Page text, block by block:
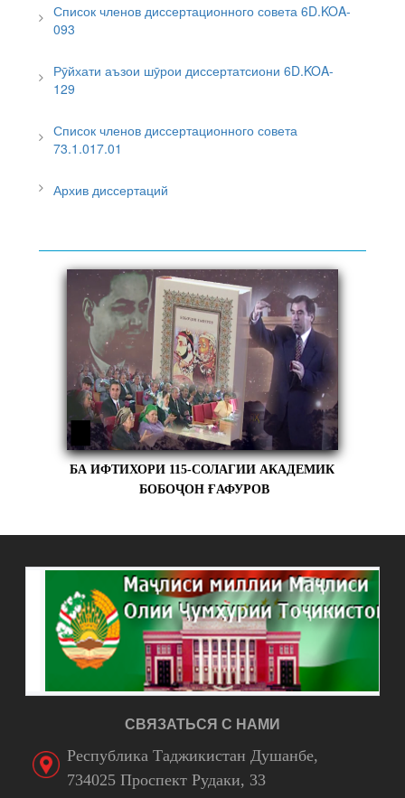
Список членов диссертационного совета 6D.KOA-
093
Рӯйхати аъзои шӯрои диссертатсиони 6D.KOA-
129
Список членов диссертационного совета
73.1.017.01
Архив диссертаций
БА ИФТИХОРИ 115-СОЛАГИИ АКАДЕМИК
БОБОҶОН ҒАФУРОВ
СВЯЗАТЬСЯ С НАМИ
Республика Таджикистан Душанбе,
734025 Проспект Рудаки, 33